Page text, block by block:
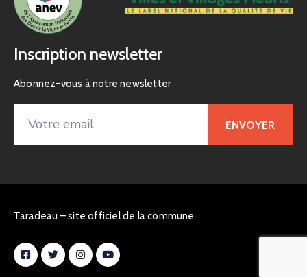
Inscription newsletter
Abonnez-vous à notre newsletter
Taradeau – site officiel de la commune